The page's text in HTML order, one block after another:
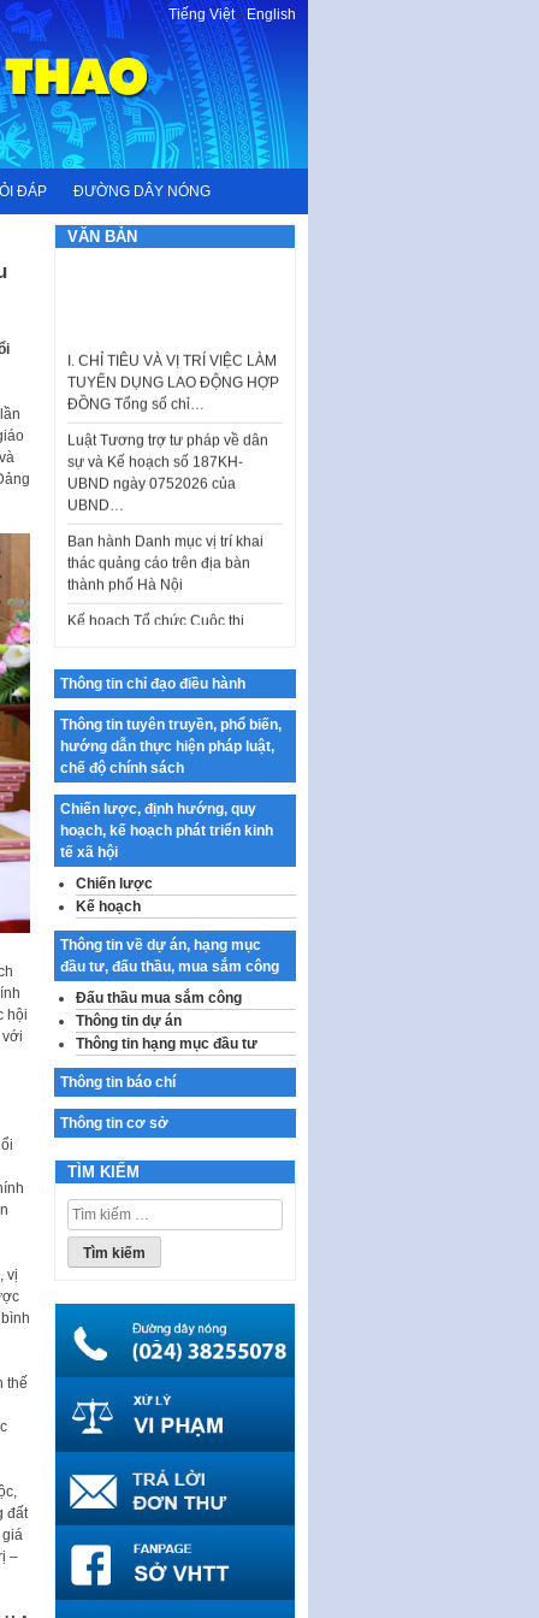
Tiếng Việt-English
ĐÁP ĐƯỜNG DÂY NÓNG
hội
với
vị
thế
đất
giá
–
VĂN BẢN
TUYỂN DỤNG LAO ĐỘNG HỢP
ĐỒNG Tổng số chỉ…
Luật Tương trợ tư pháp về dân
sự và Kế hoạch số 187KH-
UBND ngày 0752026 của
UBND…
thác quảng cáo trên địa bàn
thành phố Hà Nội
Kế hoạch Tổ chức Cuộc thi
chính luận về bảo vệ nền tảng tư
Công bố công khai dự toán kinh
phí xây dựng pháp luật, hoàn
thiện thể chế, chính…
Quy định về nghiên cứu, ứng
dụng khoa học, công nghệ, đổi
mới sáng tạo và chuyển…
Quy định chi tiết và hướng dẫn
thi hành một số điều của Luật Lý
lịch tư…
Sửa đổi, bổ sung một số nội
dung tại Nghị quyết số 30/NQ-
CP ngày 24 tháng 02…
Ban hành Chương trình hành
động của Chính phủ thực hiện
Nghị quyết số 02-NQ/TW ngày
17…
THÔNG BÁO Tuyển dụng lao
động hợp đồng theo Nghị định
số 111/2022/NĐ-CP ngày
30/12/2022 của Chính…
Sửa đổi, bổ sung một số điều
của Thông tư số 320/2016/TT-
BTC của Bộ trưởng Bộ Tài…
Nghị quyết quy định điều kiện,
thủ tục tặng, thu hồi danh hiệu
"Công dân danh dự…
Nghị quyết quy định một số
chính sách thúc đẩy nghiên cứu
khoa học, phát triển công…
Nghị quyết công bố Nghị quyết
quy phạm pháp luật của HĐND
Nghị quyết ban hành quy chế
HĐND, đại biểu HĐND thành…
Thông tin chỉ đạo điều hành
Thông tin tuyên truyền, phổ biến,
hướng dẫn thực hiện pháp luật,
chế độ chính sách
Chiến lược, định hướng, quy
hoạch, kế hoạch phát triển kinh
tế xã hội
Chiến lược
Kế hoạch
Thông tin về dự án, hạng mục
đầu tư, đấu thầu, mua sắm công
Đấu thầu mua sắm công
Thông tin dự án
Thông tin hạng mục đầu tư
Thông tin báo chí
Thông tin cơ sở
TÌM KIẾM
Tìm
kiếm
cho: